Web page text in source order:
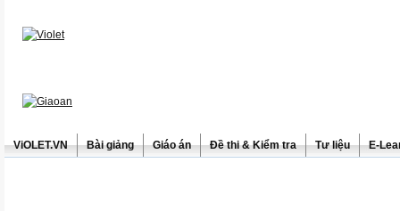
ViOLET.VN Bài giảng Giáo án Đề thi & Kiểm tra Tư liệu E-